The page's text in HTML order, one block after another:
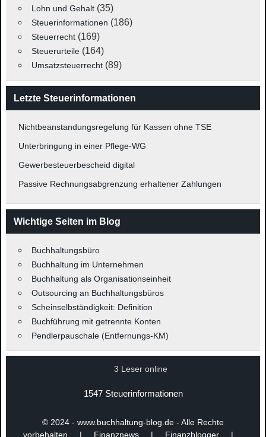
Lohn und Gehalt(35)
Steuerinformationen (186)
Steuerrecht(169)
Steuerurteile(164)
Umsatzsteuerrecht(89)
Letzte Steuerinformationen
Nichtbeanstandungsregelung für Kassen ohne TSE
Unterbringung in einer Pflege-WG
Gewerbesteuerbescheid digital
Passive Rechnungsabgrenzung erhaltener Zahlungen
Wichtige Seiten im Blog
Buchhaltungsbüro
Buchhaltung im Unternehmen
Buchhaltung als Organisationseinheit
Outsourcing an Buchhaltungsbüros
Scheinselbständigkeit: Definition
Buchführung mit getrennte Konten
Pendlerpauschale (Entfernungs-KM)
3 Leser online
1547 Steuerinformationen
© 2024 - www.buchhaltung-blog.de - Alle Rechte
vorbehalten | Finanznews | Finanzblogger |